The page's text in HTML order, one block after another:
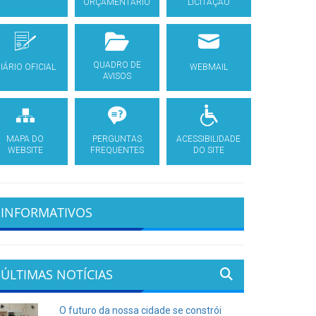
ORÇAMENTÁRIO LICITAÇÃO
OFICIAL
QUADRO DE
AVISOS
WEBMAIL
MAPA DO
WEBSITE
PERGUNTAS
FREQUENTES
ACESSIBILIDADE
DO SITE
INFORMATIVOS
ÚLTIMAS NOTÍCIAS
O futuro da nossa cidade se constrói